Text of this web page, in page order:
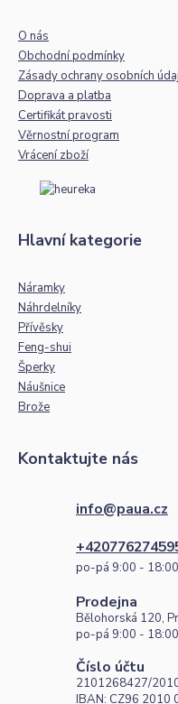
O nás
Obchodní podmínky
Zásady ochrany osobních
Doprava a platba
Certifikát pravosti
Věrnostní program
Vrácení zboží
Hlavní kategorie
Náramky
Náhrdelníky
Přívěsky
Feng-shui
Šperky
Náušnice
Brože
Kontaktujte nás
info@paua.cz
po-pá 9:00 - 18:00
Prodejna
Bělohorská 120,
po-pá 9:00 - 18:00
Číslo účtu
2101268427/
IBAN: CZ96 2010